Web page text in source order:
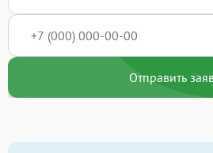
Отправить